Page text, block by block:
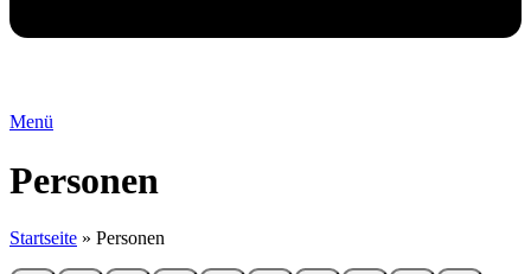
Menü
Personen
Startseite » Personen